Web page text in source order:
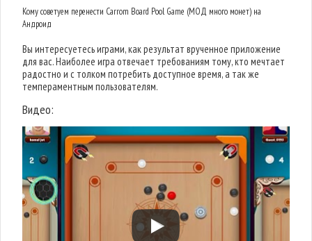
Кому советуем перенести Carrom Board Pool Game (МОД много монет) на
Андроид
Вы интересуетесь играми, как результат врученное приложение
для вас. Наиболее игра отвечает требованиям тому, кто мечтает
радостно и с толком потребить доступное время, а так же
темпераментным пользователям.
Видео: